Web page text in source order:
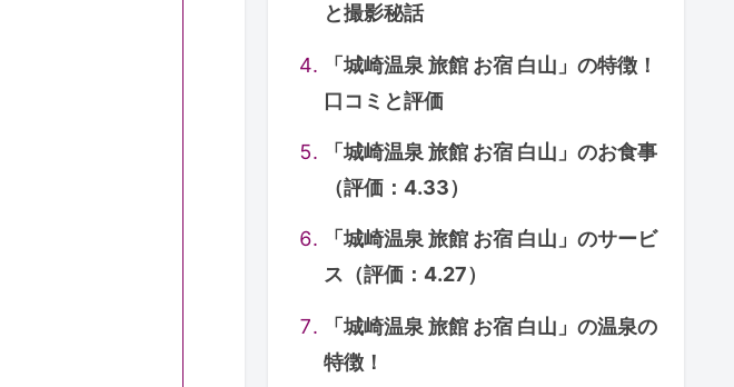
と撮影秘話
「城崎温泉 旅館 お宿 白山」の特徴！
口コミと評価
「城崎温泉 旅館 お宿 白山」のお食事
（評価：4.33）
「城崎温泉 旅館 お宿 白山」のサービ
ス（評価：4.27）
「城崎温泉 旅館 お宿 白山」の温泉の
特徴！